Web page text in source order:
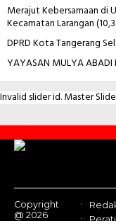
Merajut Kebersamaan di
Kecamatan Larangan
DPRD Kota Tangerang
YAYASAN MULYA ABADI
Invalid slider id. Master
Contact
Us
Copyright
@ 2026